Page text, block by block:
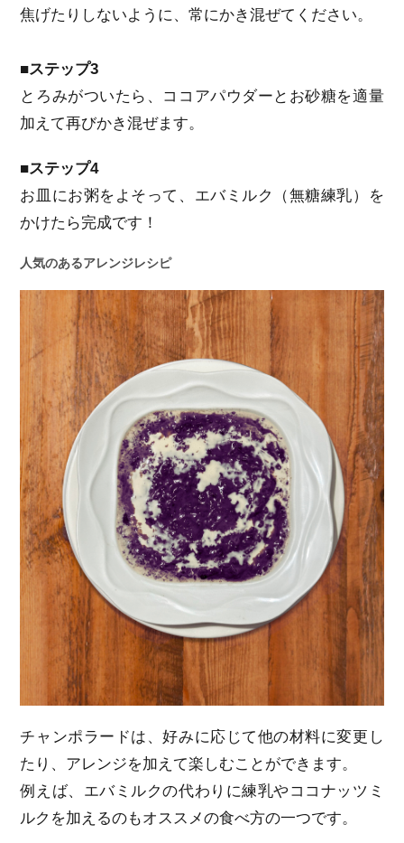
焦げたりしないように、常にかき混ぜてください。
■ステップ3
とろみがついたら、ココアパウダーとお砂糖を適量
加えて再びかき混ぜます。
■ステップ4
お皿にお粥をよそって、エバミルク（無糖練乳）を
かけたら完成です！
人気のあるアレンジレシピ
チャンポラードは、好みに応じて他の材料に変更し
たり、アレンジを加えて楽しむことができます。
例えば、エバミルクの代わりに練乳やココナッツミ
ルクを加えるのもオススメの食べ方の一つです。